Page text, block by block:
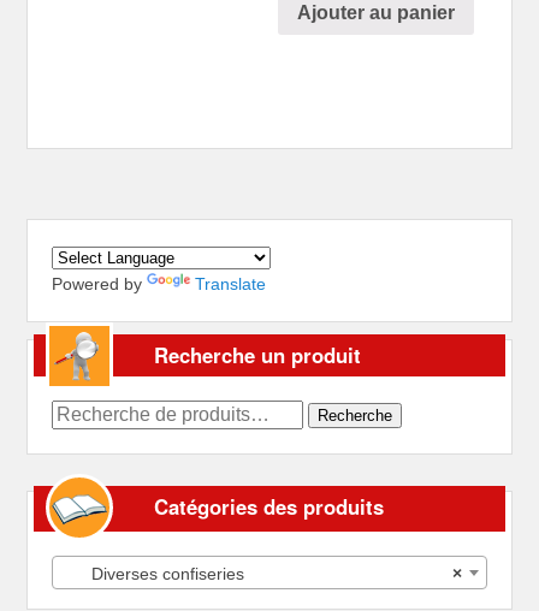
Ajouter au panier
Powered by Translate
Recherche un produit
Recherche
Recherche
Catégories des produits
×
Diverses confiseries